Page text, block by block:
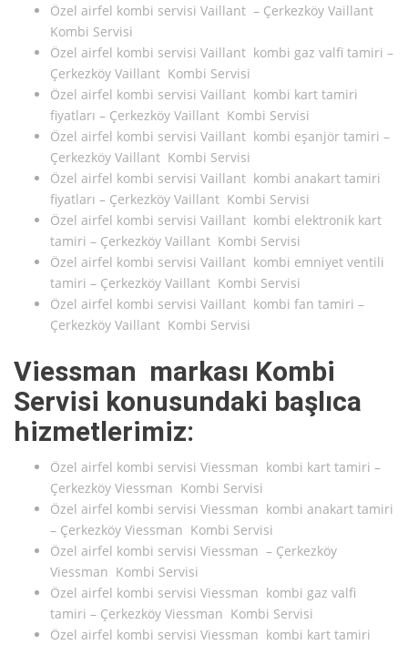
Özel airfel kombi servisi Vaillant – Çerkezköy Vaillant
Kombi Servisi
Özel airfel kombi servisi Vaillant kombi gaz valfi tamiri –
Çerkezköy Vaillant Kombi Servisi
Özel airfel kombi servisi Vaillant kombi kart tamiri
fiyatları – Çerkezköy Vaillant Kombi Servisi
Özel airfel kombi servisi Vaillant kombi eşanjör tamiri –
Çerkezköy Vaillant Kombi Servisi
Özel airfel kombi servisi Vaillant kombi anakart tamiri
fiyatları – Çerkezköy Vaillant Kombi Servisi
Özel airfel kombi servisi Vaillant kombi elektronik kart
tamiri – Çerkezköy Vaillant Kombi Servisi
Özel airfel kombi servisi Vaillant kombi emniyet ventili
tamiri – Çerkezköy Vaillant Kombi Servisi
Özel airfel kombi servisi Vaillant kombi fan tamiri –
Çerkezköy Vaillant Kombi Servisi
Viessman markası Kombi
Servisi konusundaki başlıca
hizmetlerimiz:
Özel airfel kombi servisi Viessman kombi kart tamiri –
Çerkezköy Viessman Kombi Servisi
Özel airfel kombi servisi Viessman kombi anakart tamiri
– Çerkezköy Viessman Kombi Servisi
Özel airfel kombi servisi Viessman – Çerkezköy
Viessman Kombi Servisi
Özel airfel kombi servisi Viessman kombi gaz valfi
tamiri – Çerkezköy Viessman Kombi Servisi
Özel airfel kombi servisi Viessman kombi kart tamiri